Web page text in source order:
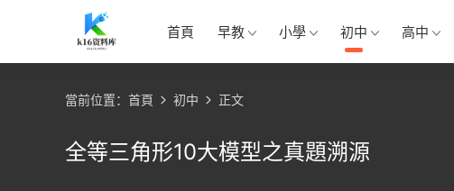
首頁 早教 小學 初中 高中
當前位置： 首頁 初中 正文
全等三角形10大模型之真題溯源